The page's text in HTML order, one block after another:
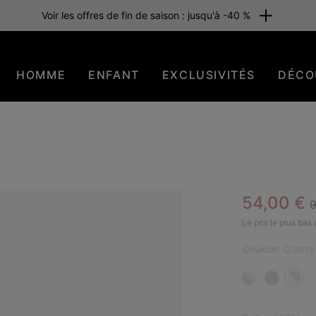
Voir les offres de fin de saison : jusqu'à -40 %
HOMME ENFANT EXCLUSIVITÉS
Sale
54,00 €
Le prix le plus bas